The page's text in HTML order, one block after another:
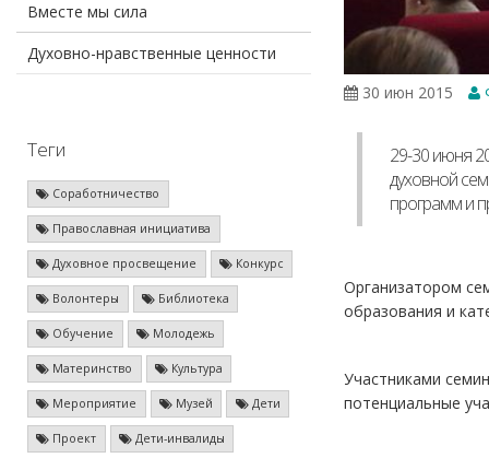
Вместе мы сила
Духовно-нравственные ценности
Теги
Соработничество
Православная инициатива
Духовное просвещение Конкурс
Волонтеры Библиотека
Обучение Молодежь
Материнство Культура
Мероприятие Музей Дети
Проект Дети-инвалиды
30 июн 2015
29-30 июня
духовной
программ и
Организатором
образования и
Участниками
потенциальные